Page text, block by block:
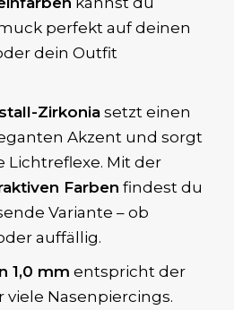
perfekt auf deinen
dein Outfit
Zirkoniasetzt einen
Akzent und sorgt
Mit der
Farben findest du
Variante – ob
auffällig.
1,0 mm entspricht der
Nasenpiercings.